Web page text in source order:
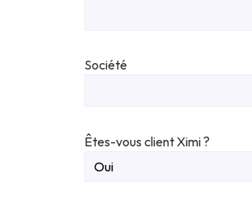
Société
Êtes-vous client Ximi ?